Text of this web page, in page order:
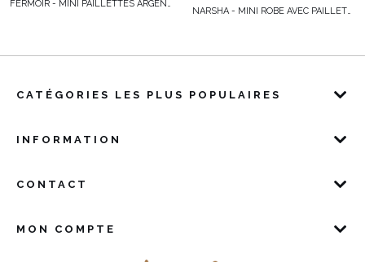
FERMOIR - MINI PAILLETTES ARGENTÉES AVEC LIEN AU DOS
NARSHA - MINI ROBE AVEC PAILLETTES ARGENTÉES
CATÉGORIES LES PLUS POPULAIRES
INFORMATION
CONTACT
MON COMPTE